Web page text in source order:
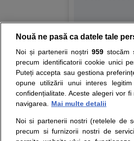
Resurse:
Opiniile avizate
nici diagnosticul
ii punem la
Despre noi
Contact
Nouă ne pasă ca datele tale
Noi și partenerii noștri 959stocăm
precum identificatorii cookie unici
Puteți accepta sau gestiona
opune utilizării unui interes
confidențialitate. Aceste alegeri vor
navigarea.
Mai multe detalii
Noi si partenerii nostri (retelele de
precum si furnizorii nostri de